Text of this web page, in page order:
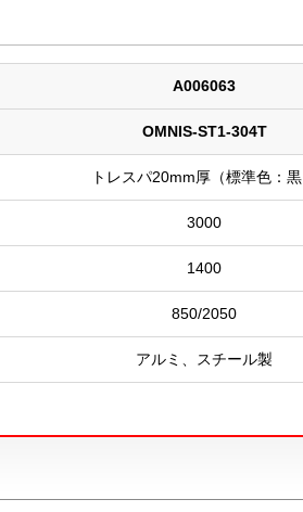
A006063
OMNIS-ST1-304T
トレスパ20mm厚（標準色：黒
3000
1400
850/2050
アルミ、スチール製